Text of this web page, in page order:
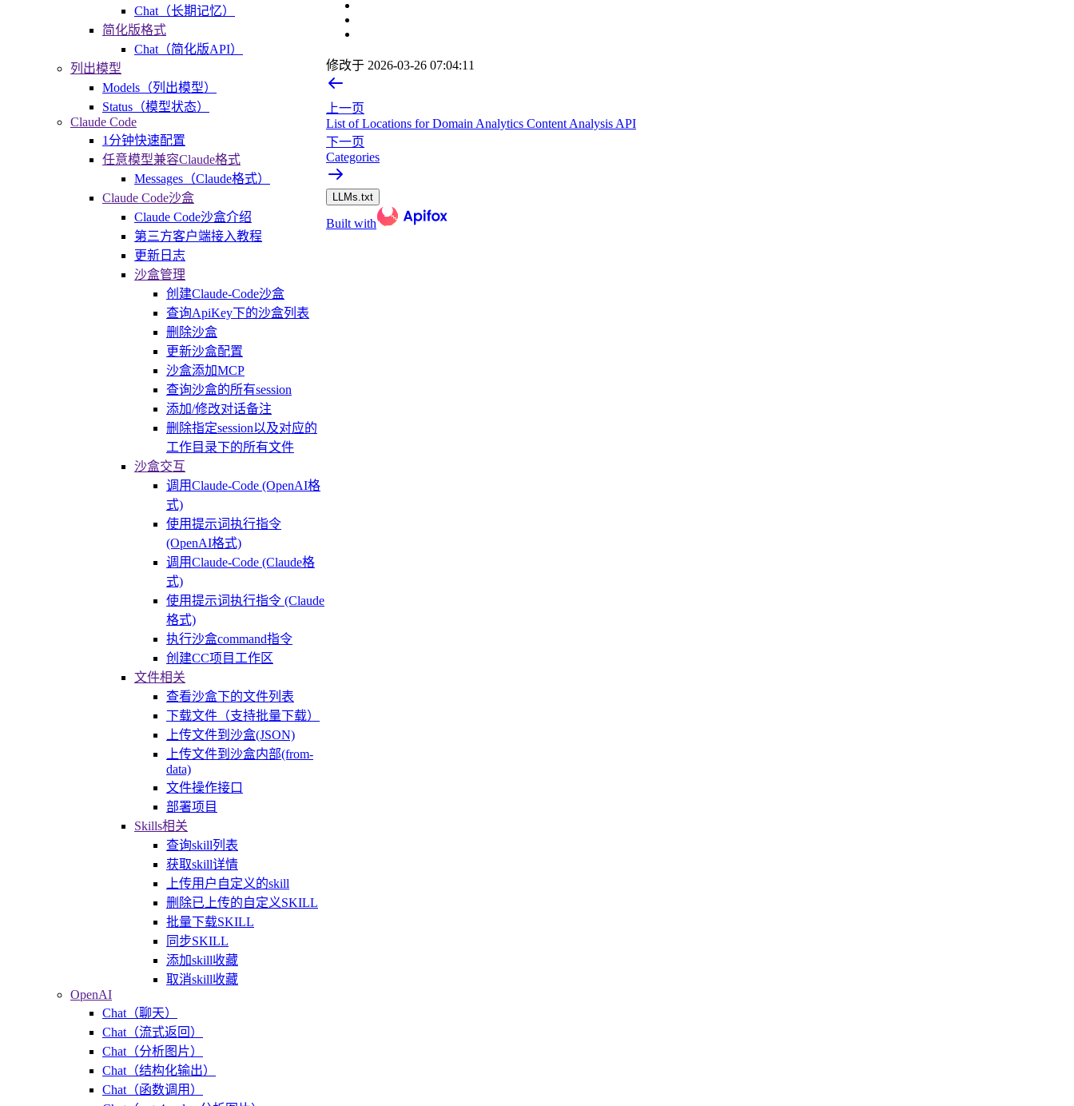
Chat（长期记忆）
简化版格式
Chat（简化版API）
列出模型
Models（列出模型）
Status（模型状态）
Claude Code
1分钟快速配置
任意模型兼容Claude格式
Messages（Claude格式）
Claude Code沙盒
Claude Code沙盒介绍
第三方客户端接入教程
更新日志
沙盒管理
创建Claude-Code沙盒
查询ApiKey下的沙盒列表
删除沙盒
更新沙盒配置
沙盒添加MCP
查询沙盒的所有session
添加/修改对话备注
删除指定session以及对应的
工作目录下的所有文件
沙盒交互
调用Claude-Code (OpenAI格
式)
使用提示词执行指令
(OpenAI格式)
调用Claude-Code (Claude格
式)
使用提示词执行指令 (Claude
格式)
执行沙盒command指令
创建CC项目工作区
文件相关
查看沙盒下的文件列表
下载文件（支持批量下载）
上传文件到沙盒(JSON)
上传文件到沙盒内部(from-
data)
文件操作接口
部署项目
Skills相关
查询skill列表
获取skill详情
上传用户自定义的skill
删除已上传的自定义SKILL
批量下载SKILL
同步SKILL
添加skill收藏
取消skill收藏
OpenAI
Chat（聊天）
Chat（流式返回）
Chat（分析图片）
Chat（结构化输出）
Chat（函数调用）
修改于 2026-03-26 07:04:11
上一页
List of Locations for Domain Analytics Content Analysis API
下一页
Categories
LLMs.txt
Built with